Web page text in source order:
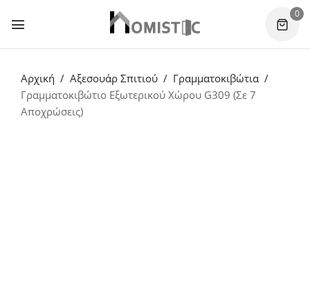
0
Αρχική Αξεσουάρ Σπιτιού
Γραμματοκιβώτια
Γραμματοκιβώτιο Εξωτερικού Χώρου G309 (Σε 7
Αποχρώσεις)